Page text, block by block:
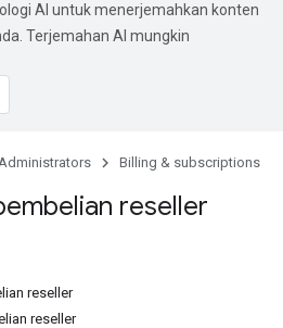
AI untuk menerjemahkan konten
Terjemahan AI mungkin
Billing & subscriptions
reseller
reseller
reseller